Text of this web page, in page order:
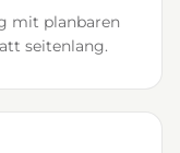
mit planbaren
seitenlang.